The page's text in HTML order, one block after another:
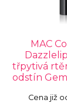
MAC
třpytivá
odstín
Cena již